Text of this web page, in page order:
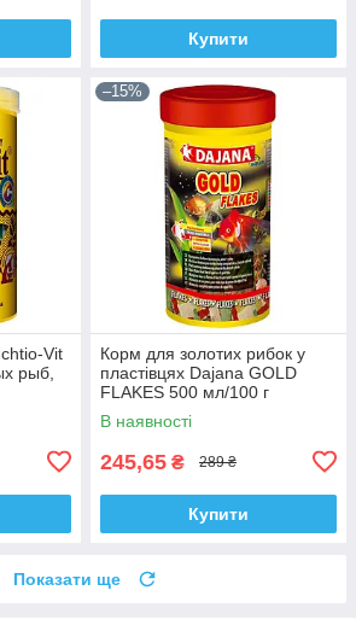
Купити
Vit
рыб,
–15%
Корм для золотих рибок у
пластівцях Dajana GOLD
FLAKES 500 мл/100 г
В наявності
245,65 ₴ 289 ₴
Купити
Показати ще